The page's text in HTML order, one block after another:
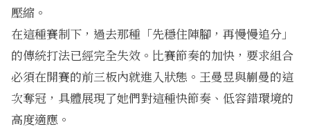
壓縮。
在這種賽制下，過去那種「先穩住陣腳，再慢慢追分」
的傳統打法已經完全失效。比賽節奏的加快，要求組合
必須在開賽的前三板內就進入狀態。王曼昱與蒯曼的這
次奪冠，具體展現了她們對這種快節奏、低容錯環境的
高度適應。